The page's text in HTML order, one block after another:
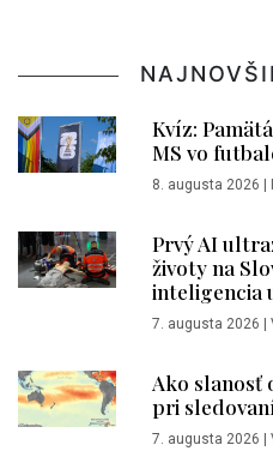
Kvíz:
MS vo
8. augusta 2026
Prvý AI
životy na
inteligencia
7. augusta 2026
Ako slanosť
pri
7. augusta 2026